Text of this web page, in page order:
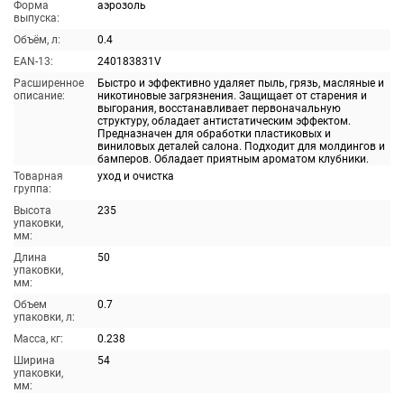
Форма
выпуска:
аэрозоль
Объём, л:
0.4
EAN-13:
240183831V
Расширенное
описание:
Быстро и эффективно удаляет пыль, грязь, масляные и
никотиновые загрязнения. Защищает от старения и
выгорания, восстанавливает первоначальную
структуру, обладает антистатическим эффектом.
Предназначен для обработки пластиковых и
виниловых деталей салона. Подходит для молдингов и
бамперов. Обладает приятным ароматом клубники.
Товарная
группа:
уход и очистка
Высота
упаковки,
мм:
235
Длина
упаковки,
мм:
50
Объем
упаковки, л:
0.7
Масса, кг:
0.238
Ширина
упаковки,
мм:
54